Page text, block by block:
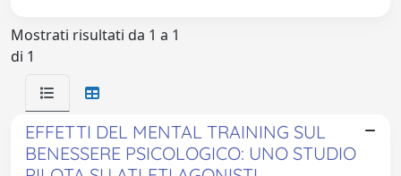
Mostrati risultati da 1 a 1
di 1
EFFETTI DEL MENTAL TRAINING SUL
BENESSERE PSICOLOGICO: UNO STUDIO